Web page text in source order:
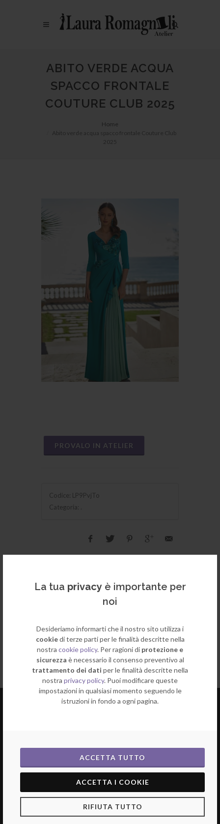
La tua privacyè importante per
noi
Desideriamo informarti che il nostro sito utilizza i
cookiedi terze parti per le finalità descritte nella
nostra cookie policy. Per ragioni di protezione e
sicurezza è necessario il consenso preventivo al
trattamento dei dati per le finalità descritte nella
nostra privacy policy. Puoi modificare queste
impostazioni in qualsiasi momento seguendo le
istruzioni in fondo a ogni pagina.
ACCETTA TUTTO
ACCETTA I COOKIE
RIFIUTA TUTTO
ABITO VERDE ACQUA
SPACCO FRONTALE
COUTURE CLUB 2025
Home
Abito verde acqua spacco frontale Couture Club
2025
PROVALO IN ATELIER
Codice: LP9PvjTo
Categoria:
Prodotti correlati
Indirizzo:
Via Jacopo Carrucci 40
50053 Empoli (FI)